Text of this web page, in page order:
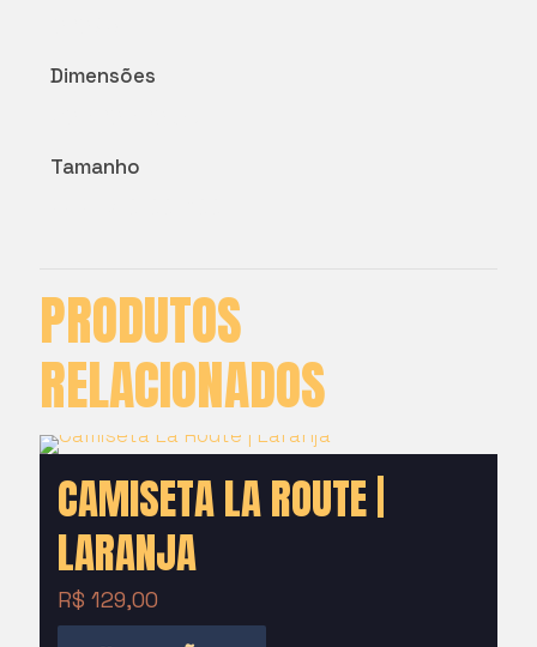
Dimensões
Tamanho
PRODUTOS
RELACIONADOS
CAMISETA LA ROUTE |
LARANJA
R$ 129,00